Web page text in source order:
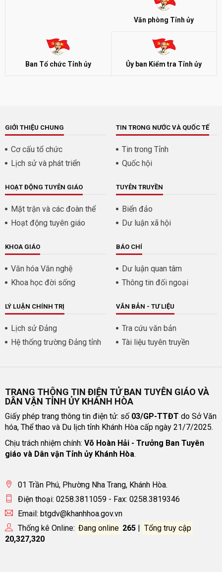
Văn phòng Tỉnh ủy
Ban Tổ chức Tỉnh ủy Ủy ban Kiểm tra Tỉnh ủy
GIỚI THIỆU CHUNG
Cơ cấu tổ chức
Lịch sử và phát triển
TIN TRONG NƯỚC VÀ QUỐC TẾ
Tin trong Tỉnh
Quốc hội
HOẠT ĐỘNG TUYÊN GIÁO
Mặt trận và các đoàn thể
Hoạt động tuyên giáo
TUYÊN TRUYỀN
Biển đảo
Dư luận xã hội
KHOA GIÁO
Văn hóa Văn nghệ
Khoa học đời sống
BÁO CHÍ
Dư luận quan tâm
Thông tin đối ngoại
LÝ LUẬN CHÍNH TRỊ
Lịch sử Đảng
Hệ thống trường Đảng tỉnh
VĂN BẢN - TƯ LIỆU
Tra cứu văn bản
Tài liệu tuyên truyền
TRANG THÔNG TIN ĐIỆN TỬ BAN TUYÊN GIÁO VÀ
DÂN VẬN TỈNH ỦY KHÁNH HÒA
Giấy phép trang thông tin điện tử: số 03/GP-TTĐT do Sở Văn
hóa, Thể thao và Du lịch tỉnh Khánh Hòa cấp ngày 21/7/2025.
Chịu trách nhiệm chính: Võ Hoàn Hải - Trưởng Ban Tuyên
giáo và Dân vận Tỉnh ủy Khánh Hòa.
01 Trần Phú, Phường Nha Trang, Khánh Hòa.
Điện thoại: 0258.3811059 - Fax: 0258.3819346
Email: btgdv@khanhhoa.gov.vn
Thống kê Online: Đang online 265
Tổng truy cập
20,327,320